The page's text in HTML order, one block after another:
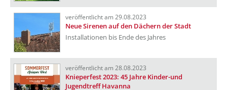
veröffentlicht am 29.08.2023
Neue Sirenen auf den Dächern der Stadt
Installationen bis Ende des Jahres
veröffentlicht am 28.08.2023
Knieperfest 2023: 45 Jahre Kinder-und
Jugendtreff Havanna